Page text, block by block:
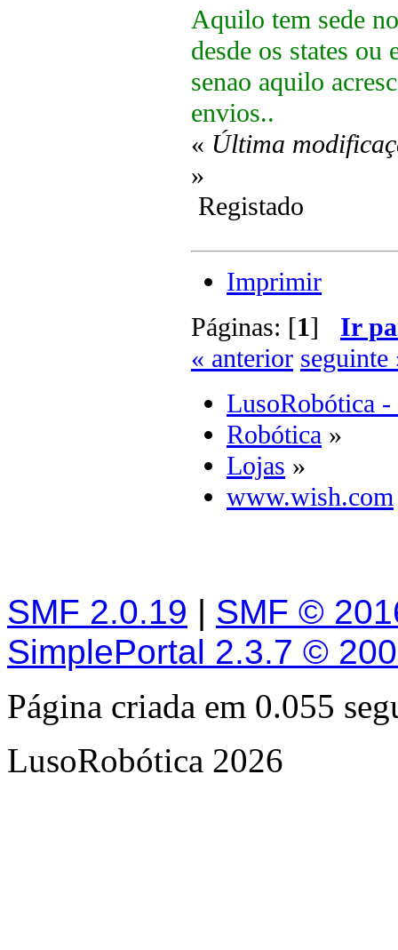
Aquilo tem sede
desde os states ou
senao aquilo
envios..
« Última
»
Registado
Imprimir
Páginas: [1] Ir
« anterior seguinte
LusoRobótica -
Robótica »
Lojas »
www.wish.com
SMF 2.0.19 | SMF ©
SimplePortal 2.3.7 ©
Página criada em 0.055
LusoRobótica 2026